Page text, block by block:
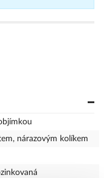
nárazovým kolíkem